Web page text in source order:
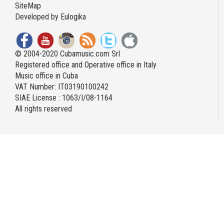
SiteMap
Developed by Eulogika
© 2004-2020 Cubamusic.com Srl
Registered office and Operative office in Italy
Music office in Cuba
VAT Number: IT03190100242
SIAE License : 1063/I/08-1164
All rights reserved